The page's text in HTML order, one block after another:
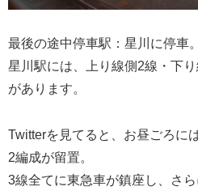
最後の途中停車駅：星川に停車。
星川駅には、上り線側2線・下
があります。
Twitterを見てると、お昼ごろに
2編成が留置。
3線全てに東急車が鎮座し、さ